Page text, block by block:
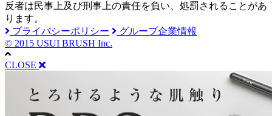
反者は民事上及び刑事上の責任を負い、処罰されることがあ
ります。
プライバシーポリシー
グループ企業情報
© 2015 USUI BRUSH Inc.
CLOSE